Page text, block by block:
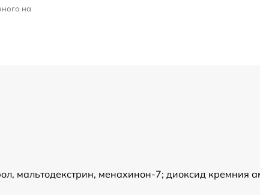
на
мальтодекстрин, менахинон-7; диоксид кремния